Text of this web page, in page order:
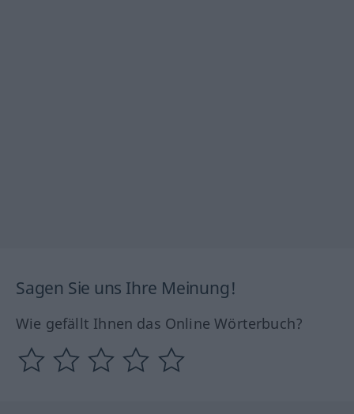
Sagen Sie uns Ihre Meinung!
Wie gefällt Ihnen das Online Wörterbuch?